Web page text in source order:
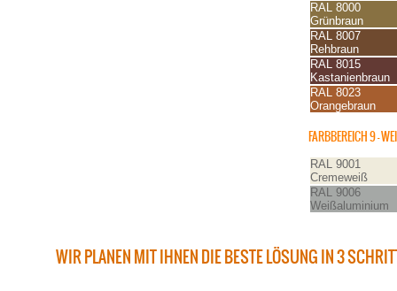
RAL 8000
Grünbraun
RAL 8007
Rehbraun
RAL 8015
Kastanienbraun
RAL 8023
Orangebraun
FARBBEREICH 9 –
RAL 9001
Cremeweiß
RAL 9006
Weißaluminium
WIR PLANEN MIT IHNEN DIE BESTE LÖSUNG IN 3